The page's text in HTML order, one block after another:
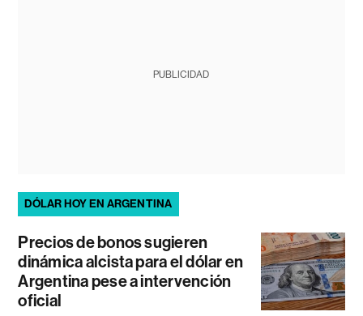
PUBLICIDAD
DÓLAR HOY EN ARGENTINA
Precios de bonos sugieren
dinámica alcista para el dólar en
Argentina pese a intervención
oficial